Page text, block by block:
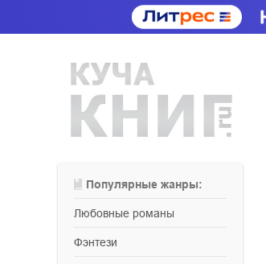
Популярные жанры:
любовные романы
фэнтези